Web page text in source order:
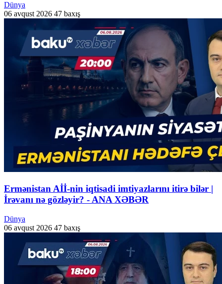
Dünya
06 avqust 2026 47 baxış
Ermənistan Aİİ-nin iqtisadi imtiyazlarını itirə bilər |
İrəvanı nə gözləyir? - ANA XƏBƏR
Dünya
06 avqust 2026 47 baxış